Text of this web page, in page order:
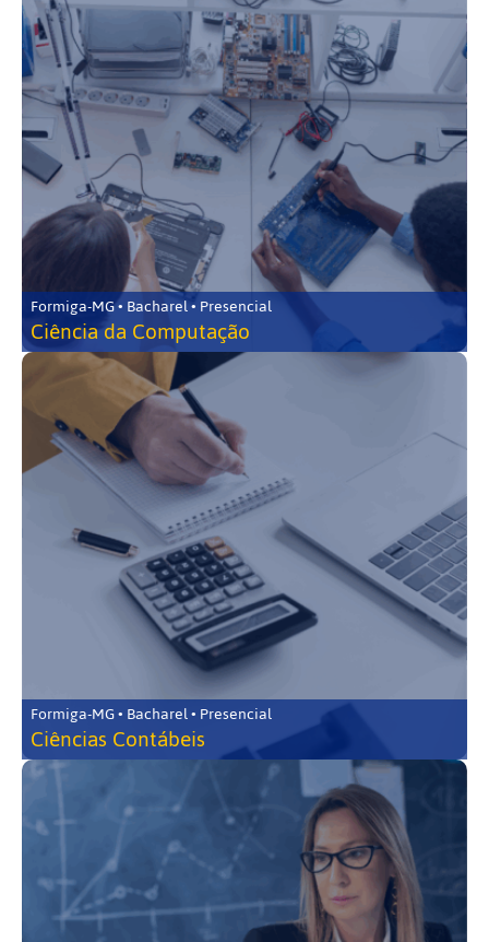
Formiga-MG • Bacharel • Presencial
Ciência da Computação
Formiga-MG • Bacharel • Presencial
Ciências Contábeis